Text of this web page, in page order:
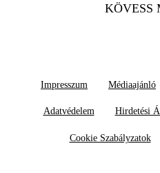
KÖVESS
Impresszum Médiaajánló
Adatvédelem Hirdetési
Cookie Szabályzatok